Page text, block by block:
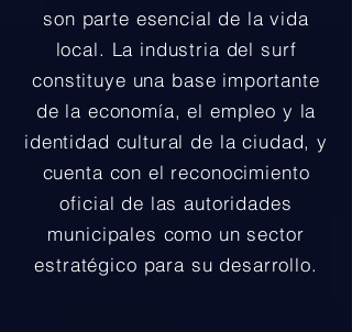
son parte esencial de la vida
local. La industria del surf
constituye una base importante
de la economía, el empleo y la
identidad cultural de la ciudad, y
cuenta con el reconocimiento
oficial de las autoridades
municipales como un sector
estratégico para su desarrollo.